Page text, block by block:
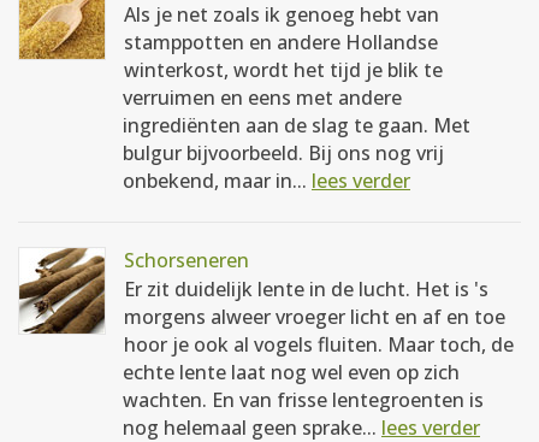
Als je net zoals ik genoeg hebt van
stamppotten en andere Hollandse
winterkost, wordt het tijd je blik te
verruimen en eens met andere
ingrediënten aan de slag te gaan. Met
bulgur bijvoorbeeld. Bij ons nog vrij
onbekend, maar in... lees verder
Schorseneren
Er zit duidelijk lente in de lucht. Het is 's
morgens alweer vroeger licht en af en toe
hoor je ook al vogels fluiten. Maar toch, de
echte lente laat nog wel even op zich
wachten. En van frisse lentegroenten is
nog helemaal geen sprake... lees verder